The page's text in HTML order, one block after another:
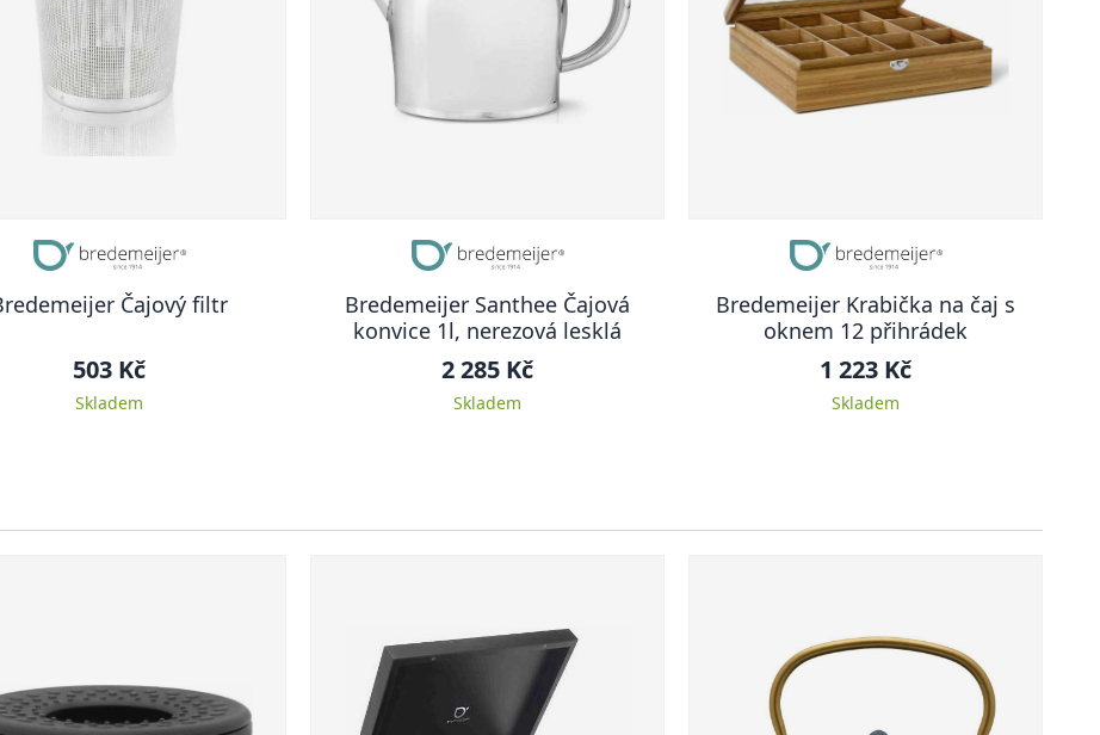
Čajový filtr
503 Kč
Skladem
Bredemeijer Santhee Čajová
konvice 1l, nerezová lesklá
2 285 Kč
Skladem
Bredemeijer Krabička na čaj s
oknem 12 přihrádek
1 223 Kč
Skladem